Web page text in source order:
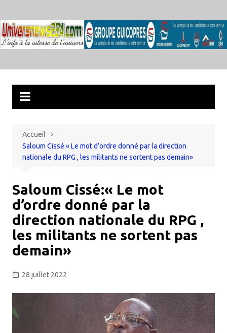
au
contenu
Accueil
Saloum Cissé:« Le mot d’ordre donné par la direction
nationale du RPG , les militants ne sortent pas demain»
Saloum Cissé:« Le mot
d’ordre donné par la
direction nationale du RPG ,
les militants ne sortent pas
demain»
28 juillet 2022